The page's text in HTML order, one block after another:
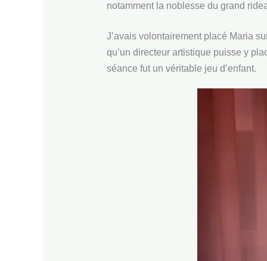
notamment la noblesse du grand
J’avais volontairement placé Maria
qu’un directeur artistique puisse y
séance fut un véritable jeu d’enfant.